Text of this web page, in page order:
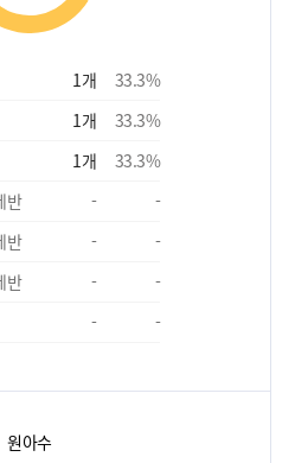
1개 33.3%
1개 33.3%
1개 33.3%
반
-
-
반
-
-
반
-
-
- -
원아수